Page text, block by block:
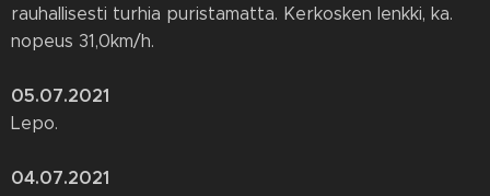
rauhallisesti turhia puristamatta. Kerkosken lenkki, ka.
nopeus 31,0km/h.
05.07.2021
Lepo.
04.07.2021